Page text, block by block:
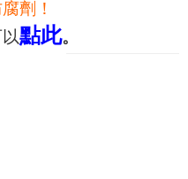
劑！
點此。